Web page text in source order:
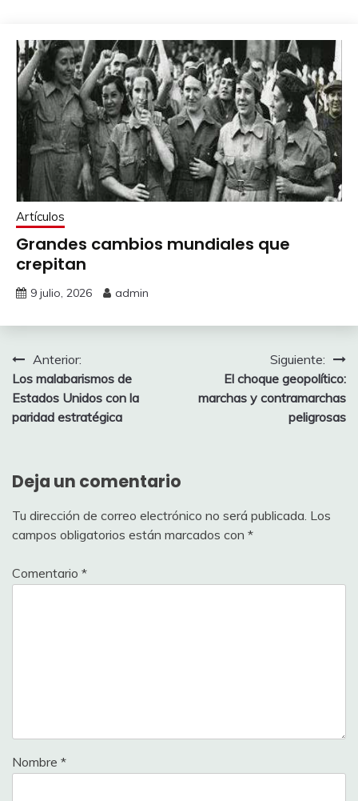
Artículos
Grandes cambios mundiales que
crepitan
9 julio, 2026 admin
Navegación
de
entradas
Anterior:
Los malabarismos de
Estados Unidos con la
paridad estratégica
Siguiente:
El choque geopolítico:
marchas y contramarchas
peligrosas
Deja un comentario
Tu dirección de correo electrónico no será publicada. Los
campos obligatorios están marcados con *
Comentario *
Nombre *